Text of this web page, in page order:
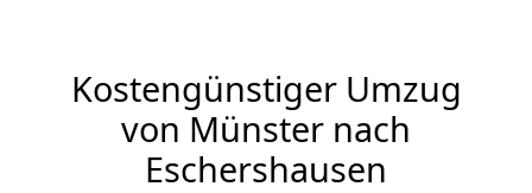
Kostengünstiger Umzug
von Münster nach
Eschershausen